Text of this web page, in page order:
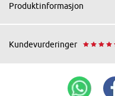
Produktinformasjon
Kundevurderinger